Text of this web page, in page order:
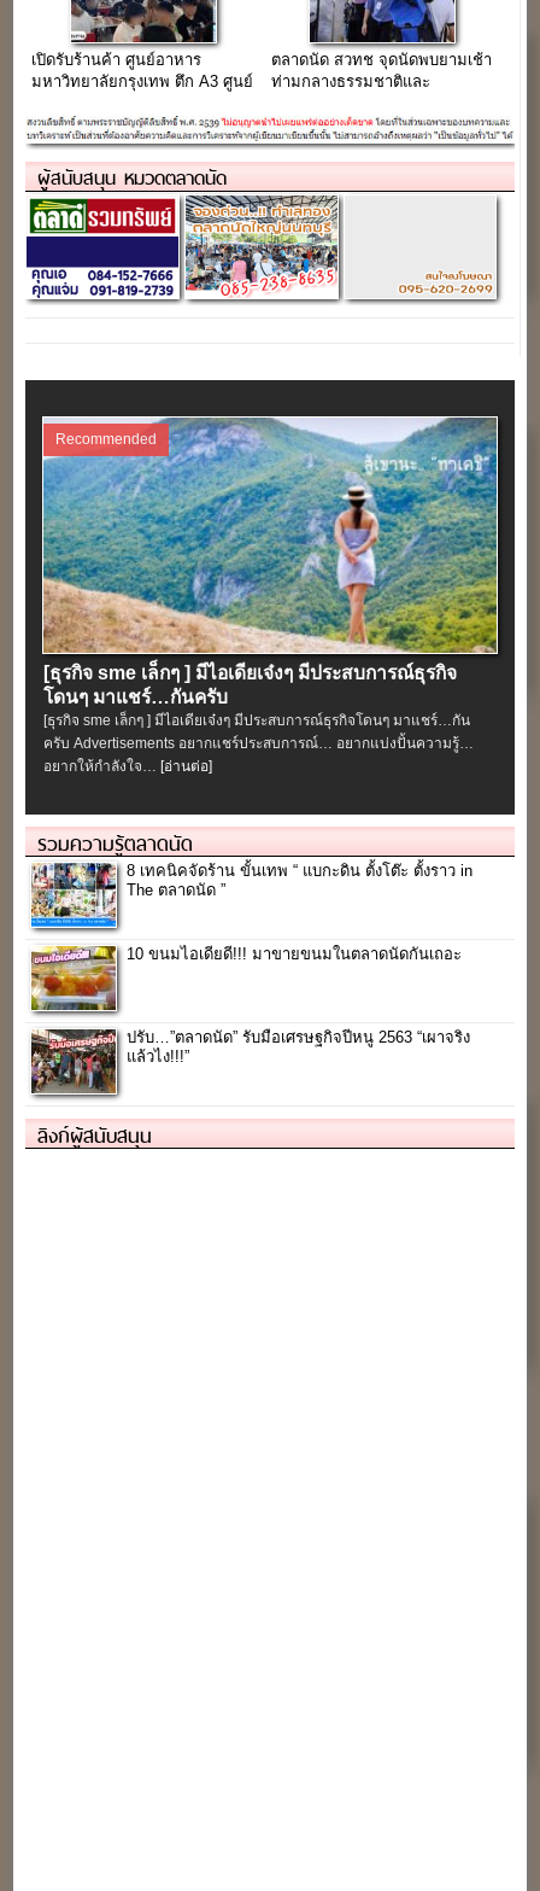
เปิดรับร้านค้า ศูนย์อาหาร
มหาวิทยาลัยกรุงเทพ ตึก A3 ศูนย์
ตลาดนัด สวทช จุดนัดพบยามเช้า
ท่ามกลางธรรมชาติและ
ผู้สนับสนุน หมวดตลาดนัด
Recommended
[ธุรกิจ sme เล็กๆ ] มีไอเดียเจ๋งๆ มีประสบการณ์ธุรกิจ
โดนๆ มาแชร์…กันครับ
[ธุรกิจ sme เล็กๆ ] มีไอเดียเจ๋งๆ มีประสบการณ์ธุรกิจโดนๆ มาแชร์…กัน
ครับ Advertisements อยากแชร์ประสบการณ์… อยากแบ่งปั้นความรู้…
อยากให้กำลังใจ… [อ่านต่อ]
รวมความรู้ตลาดนัด
8 เทคนิคจัดร้าน ขั้นเทพ “ แบกะดิน ตั้งโต๊ะ ตั้งราว in
The ตลาดนัด ”
10 ขนมไอเดียดี!!! มาขายขนมในตลาดนัดกันเถอะ
ปรับ…”ตลาดนัด” รับมือเศรษฐกิจปีหนู 2563 “เผาจริง
แล้วไง!!!”
ลิงก์ผู้สนับสนุน